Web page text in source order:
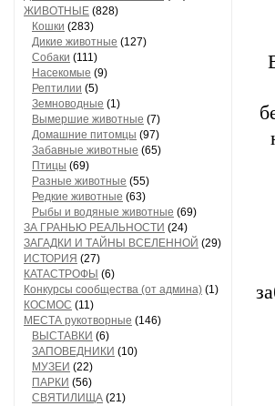
ЖИВОТНЫЕ (828)
Кошки (283)
Дикие животные (127)
Собаки (111)
Насекомые (9)
Рептилии (5)
Земноводные (1)
Вымершие животные (7)
Домашние питомцы (97)
Забавные животные (65)
Птицы (69)
Разные животные (55)
Редкие животные (63)
Рыбы и водяные животные (69)
ЗА ГРАНЬЮ РЕАЛЬНОСТИ (24)
ЗАГАДКИ И ТАЙНЫ ВСЕЛЕННОЙ (29)
ИСТОРИЯ (27)
КАТАСТРОФЫ (6)
Конкурсы сообщества (от админа) (1)
КОСМОС (11)
МЕСТА рукотворные (146)
ВЫСТАВКИ (6)
ЗАПОВЕДНИКИ (10)
МУЗЕИ (22)
ПАРКИ (56)
СВЯТИЛИЩА (21)